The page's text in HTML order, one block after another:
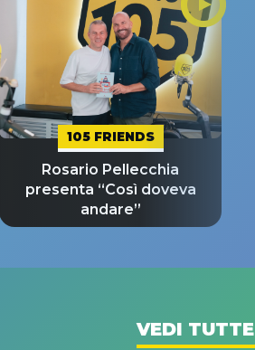
105 FRIENDS
Rosario Pellecchia
presenta “Così doveva
andare”
VEDI TUTTE